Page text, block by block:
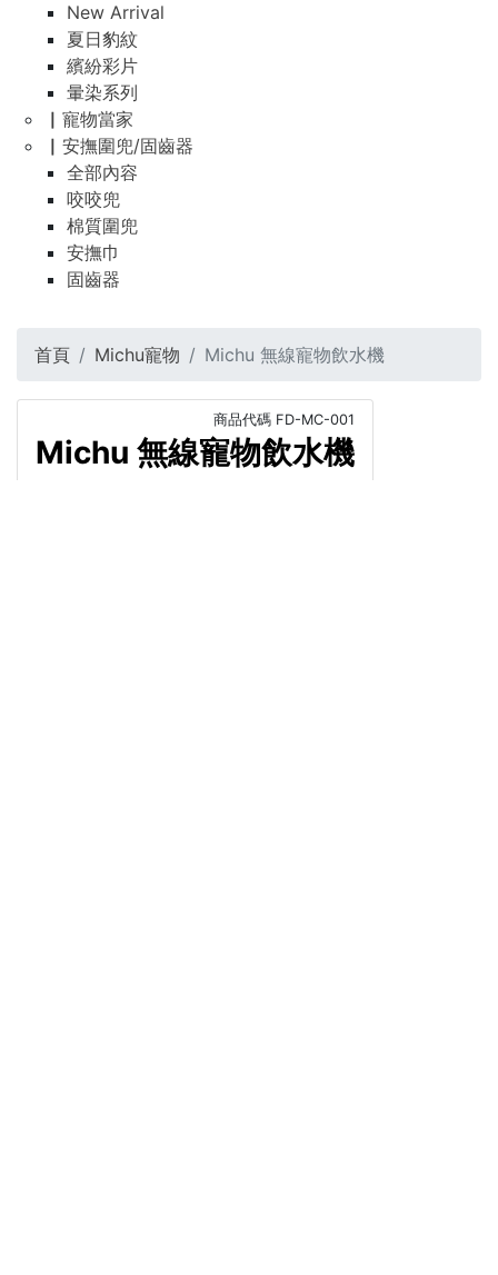
New Arrival
夏日豹紋
繽紛彩片
暈染系列
▏寵物當家
▏安撫圍兜/固齒器
全部內容
咬咬兜
棉質圍兜
安撫巾
固齒器
首頁 Michu寵物 Michu 無線寵物飲水機
商品代碼 FD-MC-001
Michu 無線寵物飲水機